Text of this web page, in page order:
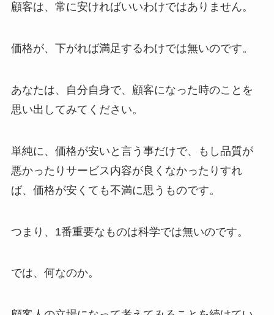
顧客は、常に安ければいいわけではありません。
価格が、下がれば満足するわけでは無いのです。
あなたは、自分自身で、顧客になった時のことを
思い出してみてください。
単純に、価格が安いと言う事だけで、もし品質が
悪かったりサービス内容が良くなかったりすれ
ば、価格が安くても不満に思うものです。
つまり、1番重要なものは科学では無いのです。
では、何なのか。